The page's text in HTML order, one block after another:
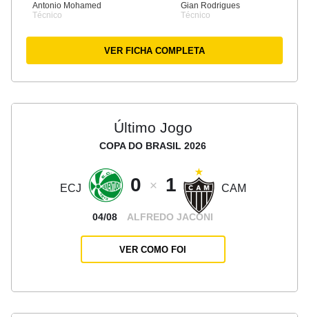
Antonio Mohamed
Técnico
Gian Rodrigues
Técnico
VER FICHA COMPLETA
Último Jogo
COPA DO BRASIL 2026
ECJ 0 1 CAM
04/08 ALFREDO JACONI
VER COMO FOI